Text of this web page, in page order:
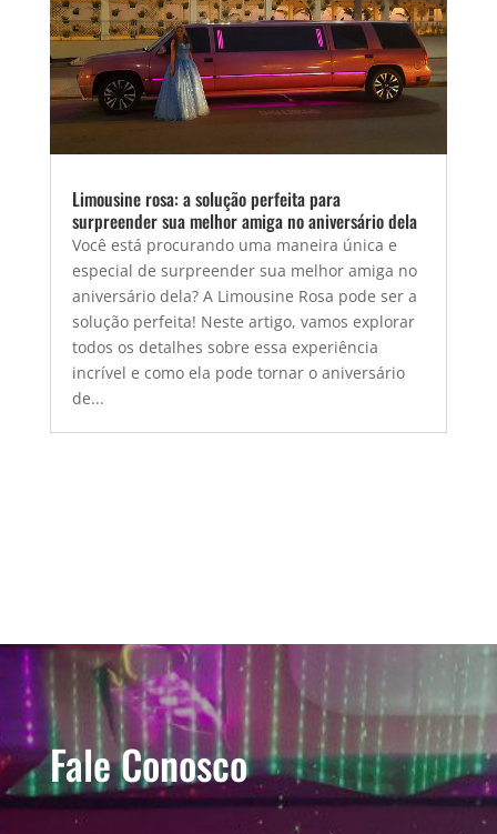
Limousine rosa: a solução perfeita para
surpreender sua melhor amiga no aniversário dela
Você está procurando uma maneira única e
especial de surpreender sua melhor amiga no
aniversário dela? A Limousine Rosa pode ser a
solução perfeita! Neste artigo, vamos explorar
todos os detalhes sobre essa experiência
incrível e como ela pode tornar o aniversário
de...
Fale Conosco